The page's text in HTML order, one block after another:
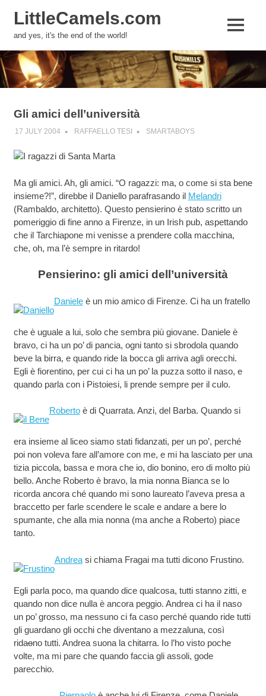
Skip
to
content
LittleCamels.com
and yes, it's the end of the world!
MENU
Gli amici dell’università
17 JULY 2004 RAFFAELLO TESI SMARTABOYS
Ma gli amici. Ah, gli amici. “O ragazzi: ma, o come si sta bene
insieme?!”, direbbe il Daniello parafrasando il Melandri
(Rambaldo, architetto). Questo pensierino è stato scritto un
pomeriggio di fine anno a Firenze, in un Irish pub, aspettando
che il Tarchiapone mi venisse a prendere colla macchina,
che, oh, ma l’è sempre in ritardo!
Pensierino: gli amici dell’università
Danieleè un mio amico di Firenze. Ci ha un fratello
che è uguale a lui, solo che sembra più giovane. Daniele è
bravo, ci ha un po’ di pancia, ogni tanto si sbrodola quando
beve la birra, e quando ride la bocca gli arriva agli orecchi.
Egli è fiorentino, per cui ci ha un po’ la puzza sotto il naso, e
quando parla con i Pistoiesi, li prende sempre per il culo.
Robertoè di Quarrata. Anzi, del Barba. Quando si
era insieme al liceo siamo stati fidanzati, per un po’, perché
poi non voleva fare all’amore con me, e mi ha lasciato per una
tizia piccola, bassa e mora che io, dio bonino, ero di molto più
bello. Anche Roberto è bravo, la mia nonna Bianca se lo
ricorda ancora ché quando mi sono laureato l’aveva presa a
braccetto per farle scendere le scale e andare a bere lo
spumante, che alla mia nonna (ma anche a Roberto) piace
tanto.
Andreasi chiama Fragai ma tutti dicono Frustino.
Egli parla poco, ma quando dice qualcosa, tutti stanno zitti, e
quando non dice nulla è ancora peggio. Andrea ci ha il naso
un po’ grosso, ma nessuno ci fa caso perché quando ride tutti
gli guardano gli occhi che diventano a mezzaluna, così
ridaono tutti. Andrea suona la chitarra. Io l’ho visto poche
volte, ma mi pare che quando faccia gli assoli, gode
parecchio.